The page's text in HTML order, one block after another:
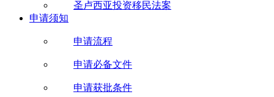
圣卢西亚投资移民法案
申请须知
申请流程
申请必备文件
申请获批条件